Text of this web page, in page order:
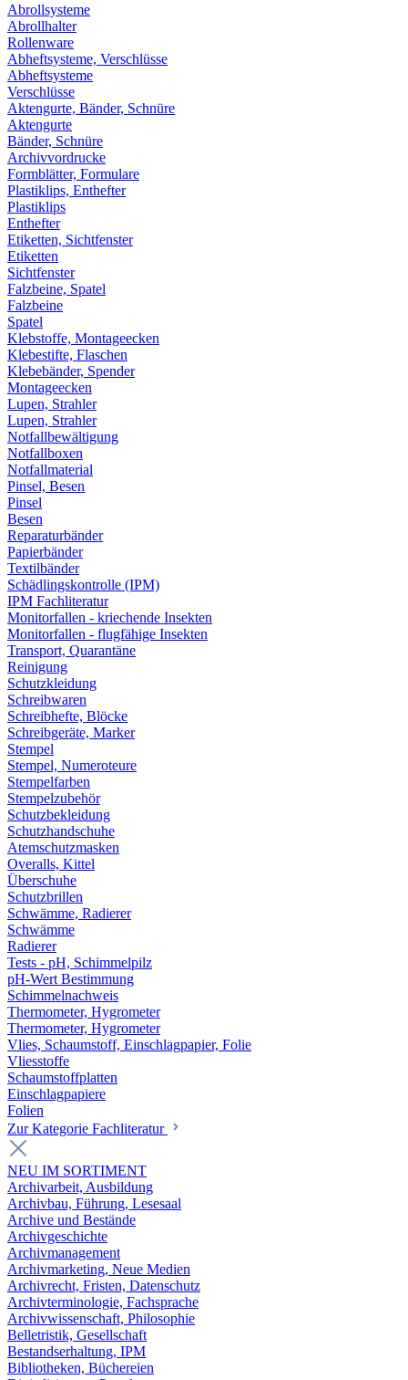
Abrollsysteme
Abrollhalter
Rollenware
Abheftsysteme, Verschlüsse
Abheftsysteme
Verschlüsse
Aktengurte, Bänder, Schnüre
Aktengurte
Bänder, Schnüre
Archivvordrucke
Formblätter, Formulare
Plastiklips, Enthefter
Plastiklips
Enthefter
Etiketten, Sichtfenster
Etiketten
Sichtfenster
Falzbeine, Spatel
Falzbeine
Spatel
Klebstoffe, Montageecken
Klebestifte, Flaschen
Klebebänder, Spender
Montageecken
Lupen, Strahler
Lupen, Strahler
Notfallbewältigung
Notfallboxen
Notfallmaterial
Pinsel, Besen
Pinsel
Besen
Reparaturbänder
Papierbänder
Textilbänder
Schädlingskontrolle (IPM)
IPM Fachliteratur
Monitorfallen - kriechende Insekten
Monitorfallen - flugfähige Insekten
Transport, Quarantäne
Reinigung
Schutzkleidung
Schreibwaren
Schreibhefte, Blöcke
Schreibgeräte, Marker
Stempel
Stempel, Numeroteure
Stempelfarben
Stempelzubehör
Schutzbekleidung
Schutzhandschuhe
Atemschutzmasken
Overalls, Kittel
Überschuhe
Schutzbrillen
Schwämme, Radierer
Schwämme
Radierer
Tests - pH, Schimmelpilz
pH-Wert Bestimmung
Schimmelnachweis
Thermometer, Hygrometer
Thermometer, Hygrometer
Vlies, Schaumstoff, Einschlagpapier, Folie
Vliesstoffe
Schaumstoffplatten
Einschlagpapiere
Folien
Zur Kategorie Fachliteratur
NEU IM SORTIMENT
Archivarbeit, Ausbildung
Archivbau, Führung, Lesesaal
Archive und Bestände
Archivgeschichte
Archivmanagement
Archivmarketing, Neue Medien
Archivrecht, Fristen, Datenschutz
Archivterminologie, Fachsprache
Archivwissenschaft, Philosophie
Belletristik, Gesellschaft
Bestandserhaltung, IPM
Bibliotheken, Büchereien